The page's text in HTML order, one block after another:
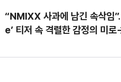
“NMIXX 사과에 남긴 속삭
e’ 티저 속 격렬한 감정의 미